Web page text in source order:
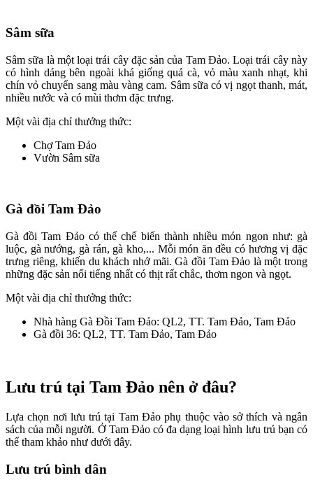
Sâm sữa
Sâm sữa là một loại trái cây đặc sản của Tam Đảo. Loại trái cây này
có hình dáng bên ngoài khá giống quả cà, vỏ màu xanh nhạt, khi
chín vỏ chuyển sang màu vàng cam. Sâm sữa có vị ngọt thanh, mát,
nhiều nước và có mùi thơm đặc trưng.
Một vài địa chỉ thưởng thức:
Chợ Tam Đảo
Vườn Sâm sữa
Gà đồi Tam Đảo
Gà đồi Tam Đảo có thể chế biến thành nhiều món ngon như: gà
luộc, gà nướng, gà rán, gà kho,... Mỗi món ăn đều có hương vị đặc
trưng riêng, khiến du khách nhớ mãi. Gà đồi Tam Đảo là một trong
những đặc sản nổi tiếng nhất có thịt rất chắc, thơm ngon và ngọt.
Một vài địa chỉ thưởng thức:
Nhà hàng Gà Đồi Tam Đảo: QL2, TT. Tam Đảo, Tam Đảo
Gà đồi 36: QL2, TT. Tam Đảo, Tam Đảo
Lưu trú tại Tam Đảo nên ở đâu?
Lựa chọn nơi lưu trú tại Tam Đảo phụ thuộc vào sở thích và ngân
sách của mỗi người. Ở Tam Đảo có đa dạng loại hình lưu trú bạn có
thể tham khảo như dưới đây.
Lưu trú bình dân